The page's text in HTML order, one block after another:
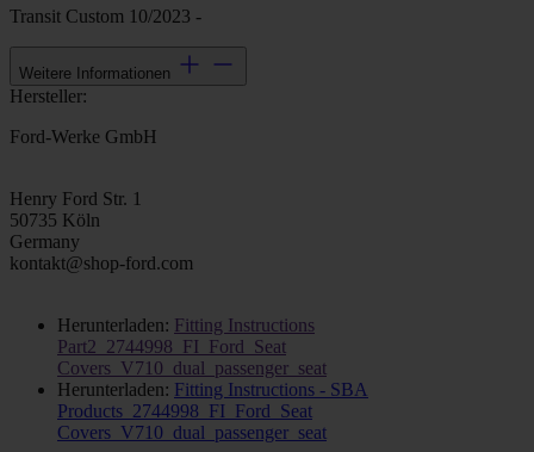
Transit Custom 10/2023 -
Weitere Informationen
Hersteller:
Ford-Werke GmbH
Henry Ford Str. 1
50735 Köln
Germany
kontakt@shop-ford.com
Herunterladen: Fitting Instructions
Part2_2744998_FI_Ford_Seat
Covers_V710_dual_passenger_seat
Herunterladen: Fitting Instructions - SBA
Products_2744998_FI_Ford_Seat
Covers_V710_dual_passenger_seat